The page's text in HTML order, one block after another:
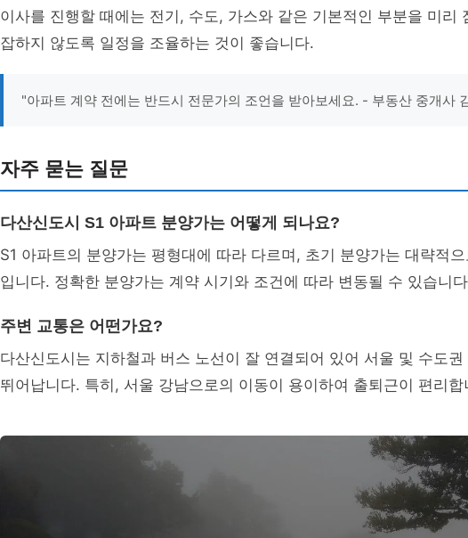
이사를 진행할 때에는 전기, 수도, 가스와 같은 기본적인 부분을 미리
잡하지 않도록 일정을 조율하는 것이 좋습니다.
"아파트 계약 전에는 반드시 전문가의 조언을 받아보세요. - 부동산 중개사
자주 묻는 질문
다산신도시 S1 아파트 분양가는 어떻게 되나요?
S1 아파트의 분양가는 평형대에 따라 다르며, 초기 분양가는 대략적
입니다. 정확한 분양가는 계약 시기와 조건에 따라 변동될 수 있습니
주변 교통은 어떤가요?
다산신도시는 지하철과 버스 노선이 잘 연결되어 있어 서울 및 수도권
뛰어납니다. 특히, 서울 강남으로의 이동이 용이하여 출퇴근이 편리합